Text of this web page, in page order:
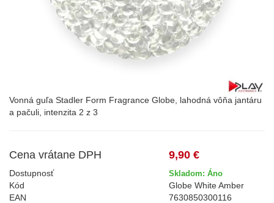
Vonná guľa Stadler Form Fragrance Globe, lahodná vôňa jantáru
a pačuli, intenzita 2 z 3
Cena vrátane DPH 9,90 €
Dostupnosť Skladom: Áno
Kód
Globe White Amber
EAN
7630850300116